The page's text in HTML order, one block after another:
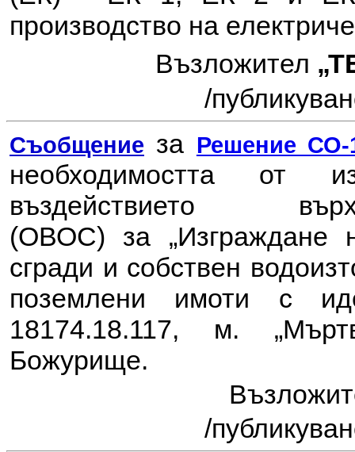
производство на
Възложител
/
Съобщение за Решение СО-
необходимостта от
въздействието
(ОВОС) за
сгради и собствен
поземлени имоти с
18174.18.117, м.
Божурище.
/